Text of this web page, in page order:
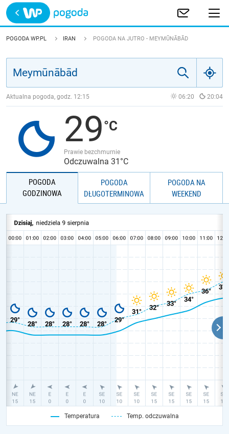
Trwa ładowanie
POLSKA
JAKOŚĆ POWIETRZA
POGODA WP.PL IRAN POGODA NA JUTRO - MEYMŪNĀBĀD
Aktualna pogoda, godz. 12:15 06:20 20:04
29
Prawie bezchmurnie
Odczuwalna 31°C
POGODA
GODZINOWA
POGODA
DŁUGOTERMINOWA
POGODA NA
WEEKEND
Temperatura Temp. odczuwalna